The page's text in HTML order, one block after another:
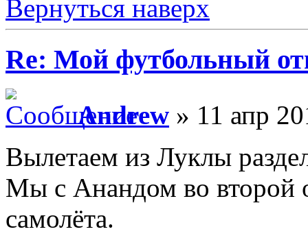
Вернуться наверх
Re: Мой футбольный
Andrew » 11 апр
Вылетаем из Луклы
Мы с Анандом во второй
самолёта.